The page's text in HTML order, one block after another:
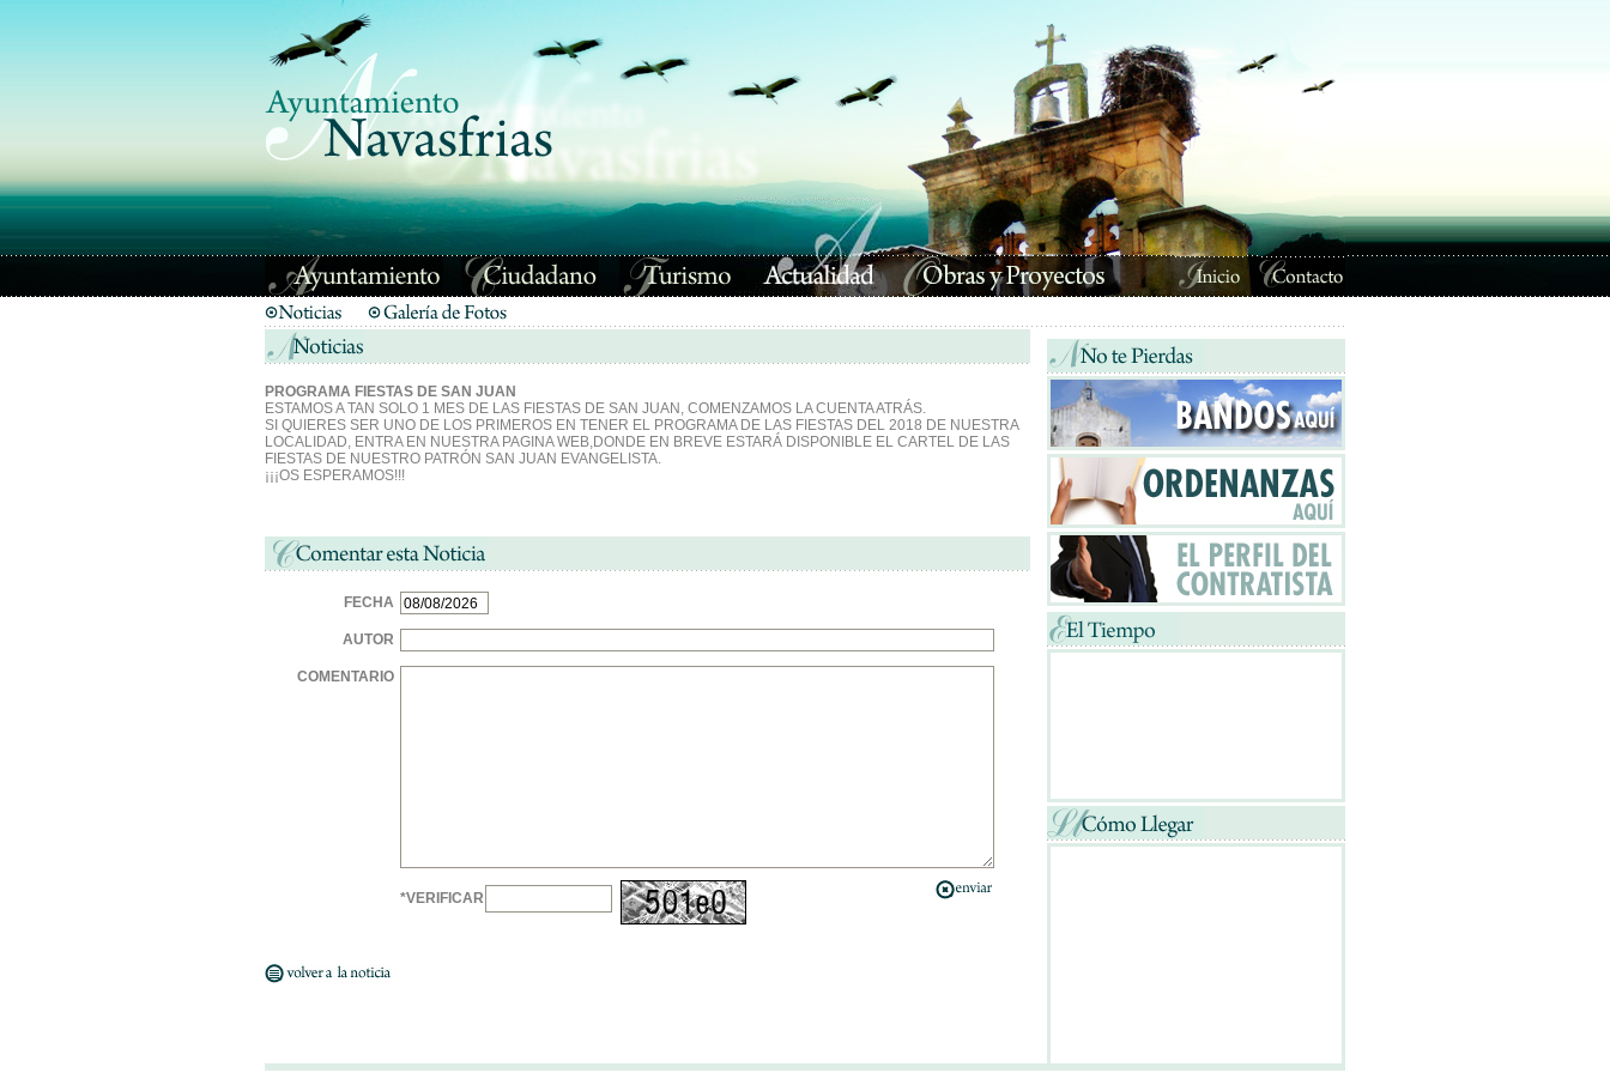
PROGRAMA FIESTAS DE SAN JUAN
ESTAMOS A TAN SOLO 1 MES DE LAS FIESTAS DE SAN JUAN, COMENZAMOS LA CUENTA ATRÁS.
SI QUIERES SER UNO DE LOS PRIMEROS EN TENER EL PROGRAMA DE LAS FIESTAS DEL 2018 DE NUESTRA
LOCALIDAD, ENTRA EN NUESTRA PAGINA WEB,DONDE EN BREVE ESTARÁ DISPONIBLE EL CARTEL DE LAS
FIESTAS DE NUESTRO PATRÓN SAN JUAN EVANGELISTA.
¡¡¡OS ESPERAMOS!!!
FECHA
AUTOR
COMENTARIO
*VERIFICAR